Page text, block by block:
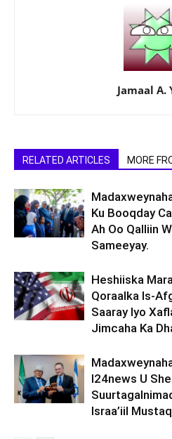
Jamaal A.
RELATED ARTICLES MORE
Ku Booqday
Ah Oo Qalliin
Sameeyay.
Heshiiska
Qoraalka Is-
Saaray Iyo
Jimcaha Ka
I24news U
Israa’iil